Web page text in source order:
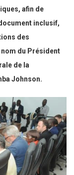
afin de
inclusif,
des
du Président
de la
Johnson.